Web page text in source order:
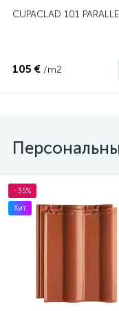
CUPACLAD 101
105 € /m2
-35%
Хит